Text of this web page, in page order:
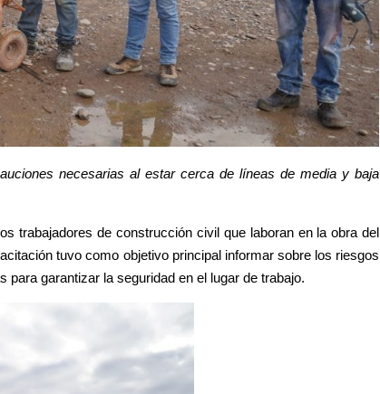
necesarias al estar cerca de líneas de media y baja
trabajadores de construcción civil que laboran en la obra del
tuvo como objetivo principal informar sobre los riesgos
garantizar la seguridad en el lugar de trabajo.